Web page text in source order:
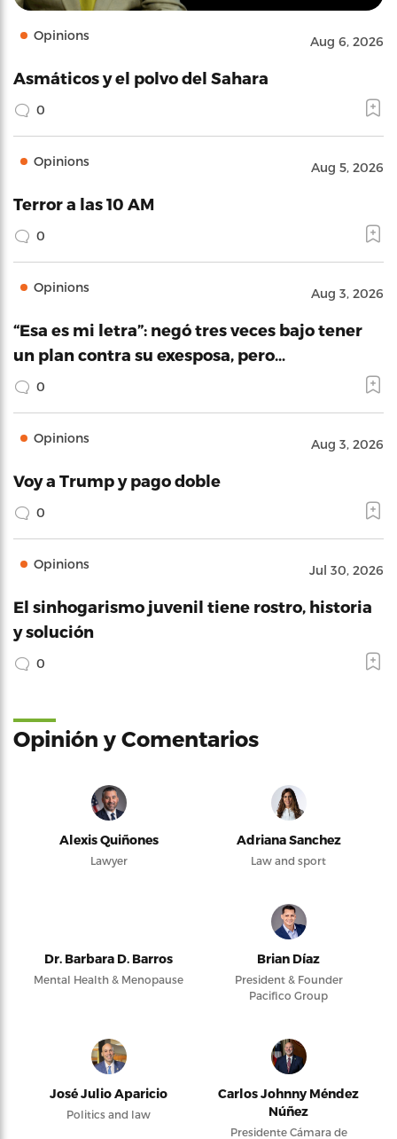
Opinions Aug 6, 2026
Asmáticos y el polvo del Sahara
0
Opinions Aug 5, 2026
Terror a las 10 AM
0
Opinions Aug 3, 2026
“Esa es mi letra”: negó tres veces bajo tener
un plan contra su exesposa, pero…
0
Opinions Aug 3, 2026
Voy a Trump y pago doble
0
Opinions Jul 30, 2026
El sinhogarismo juvenil tiene rostro, historia
y solución
0
Opinión y Comentarios
Alexis Quiñones
Lawyer
Adriana Sanchez
Law and sport
Dr. Barbara D. Barros
Mental Health & Menopause
Brian Díaz
President & Founder
Pacifico Group
José Julio Aparicio
Politics and law
Carlos Johnny Méndez
Núñez
Presidente Cámara de